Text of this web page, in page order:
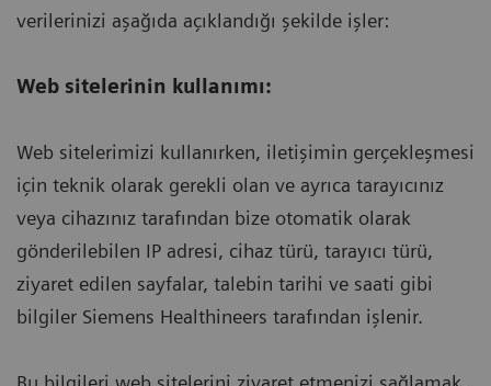
verilerinizi aşağıda açıklandığı şekilde işler:
Web sitelerinin kullanımı:
Web sitelerimizi kullanırken, iletişimin gerçekleşmesi
için teknik olarak gerekli olan ve ayrıca tarayıcınız
veya cihazınız tarafından bize otomatik olarak
gönderilebilen IP adresi, cihaz türü, tarayıcı türü,
ziyaret edilen sayfalar, talebin tarihi ve saati gibi
bilgiler Siemens Healthineers tarafından işlenir.